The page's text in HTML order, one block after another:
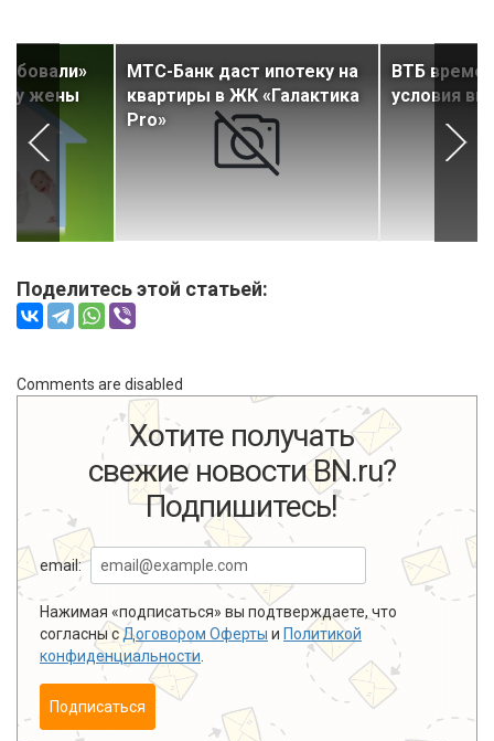
жены
МТС-Банк даст ипотеку на
квартиры в ЖК «Галактика
Pro»
ВТБ
условия
Поделитесь этой статьей:
Comments are disabled
Хотите получать
свежие новости BN.ru?
Подпишитесь!
email:
Нажимая «подписаться» вы подтверждаете, что
согласны сДоговором Оферты и Политикой
конфиденциальности.
Подписаться